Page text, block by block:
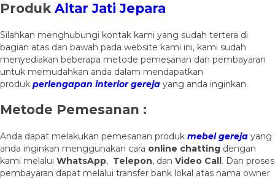
Produk Altar Jati Jepara
Silahkan menghubungi kontak kami yang sudah tertera di
bagian atas dan bawah pada website kami ini, kami sudah
menyediakan beberapa metode pemesanan dan pembayaran
untuk memudahkan anda dalam mendapatkan
produk perlengapan interior gereja yang anda inginkan.
Metode Pemesanan :
Anda dapat melakukan pemesanan produk mebel gereja yang
anda inginkan menggunakan cara online chatting dengan
kami melalui WhatsApp, Telepon, dan Video Call. Dan proses
pembayaran dapat melalui transfer bank lokal atas nama owner